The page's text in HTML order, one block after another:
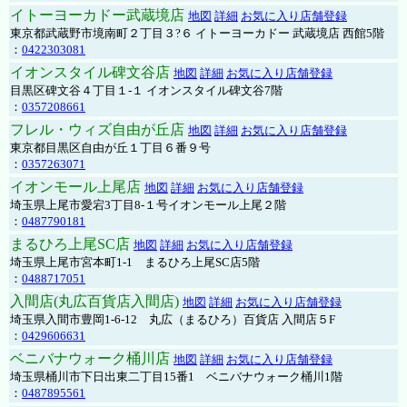
イトーヨーカドー武蔵境店 地図 詳細 お気に入り店舗登録
東京都武蔵野市境南町２丁目３?６ イトーヨーカドー 武蔵境店 西館5階
： 0422303081
イオンスタイル碑文谷店 地図 詳細 お気に入り店舗登録
目黒区碑文谷４丁目１-１ イオンスタイル碑文谷7階
： 0357208661
フレル・ウィズ自由が丘店 地図 詳細 お気に入り店舗登録
東京都目黒区自由が丘１丁目６番９号
： 0357263071
イオンモール上尾店 地図 詳細 お気に入り店舗登録
埼玉県上尾市愛宕3丁目8-１号イオンモール上尾２階
： 0487790181
まるひろ上尾SC店 地図 詳細 お気に入り店舗登録
埼玉県上尾市宮本町1-1 まるひろ上尾SC店5階
： 0488717051
入間店(丸広百貨店入間店) 地図 詳細 お気に入り店舗登録
埼玉県入間市豊岡1-6-12 丸広（まるひろ）百貨店 入間店５F
： 0429606631
ベニバナウォーク桶川店 地図 詳細 お気に入り店舗登録
埼玉県桶川市下日出東二丁目15番1 ベニバナウォーク桶川1階
： 0487895561